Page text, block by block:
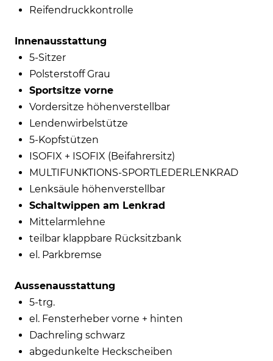
Reifendruckkontrolle
Innenausstattung
5-Sitzer
Polsterstoff Grau
Sportsitze vorne
Vordersitze höhenverstellbar
Lendenwirbelstütze
5-Kopfstützen
ISOFIX + ISOFIX (Beifahrersitz)
MULTIFUNKTIONS-SPORTLEDERLENKRAD
Lenksäule höhenverstellbar
Schaltwippen am Lenkrad
Mittelarmlehne
teilbar klappbare Rücksitzbank
el. Parkbremse
Aussenausstattung
5-trg.
el. Fensterheber vorne + hinten
Dachreling schwarz
abgedunkelte Heckscheiben